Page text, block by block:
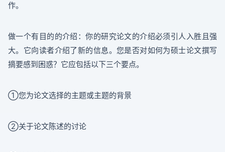
作。
做一个有目的的介绍：你的研究论文的介绍必须引人入胜且强
大。它向读者介绍了新的信息。您是否对如何为硕士论文撰写
摘要感到困惑？它应包括以下三个要点。
①您为论文选择的主题或主题的背景
②关于论文陈述的讨论